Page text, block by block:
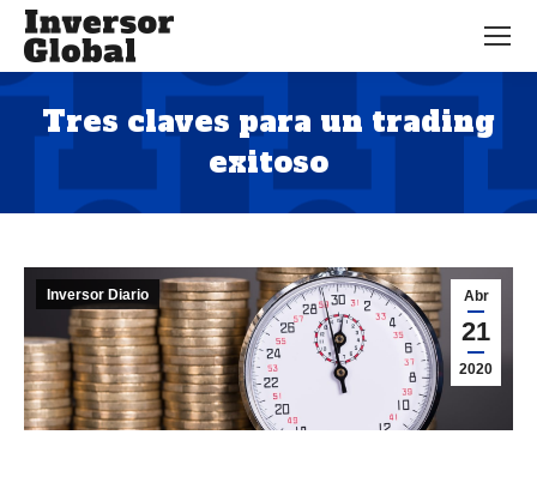
Tres claves para un trading
exitoso
Estás aquí:
Abr
21
2020
Inversor Diario